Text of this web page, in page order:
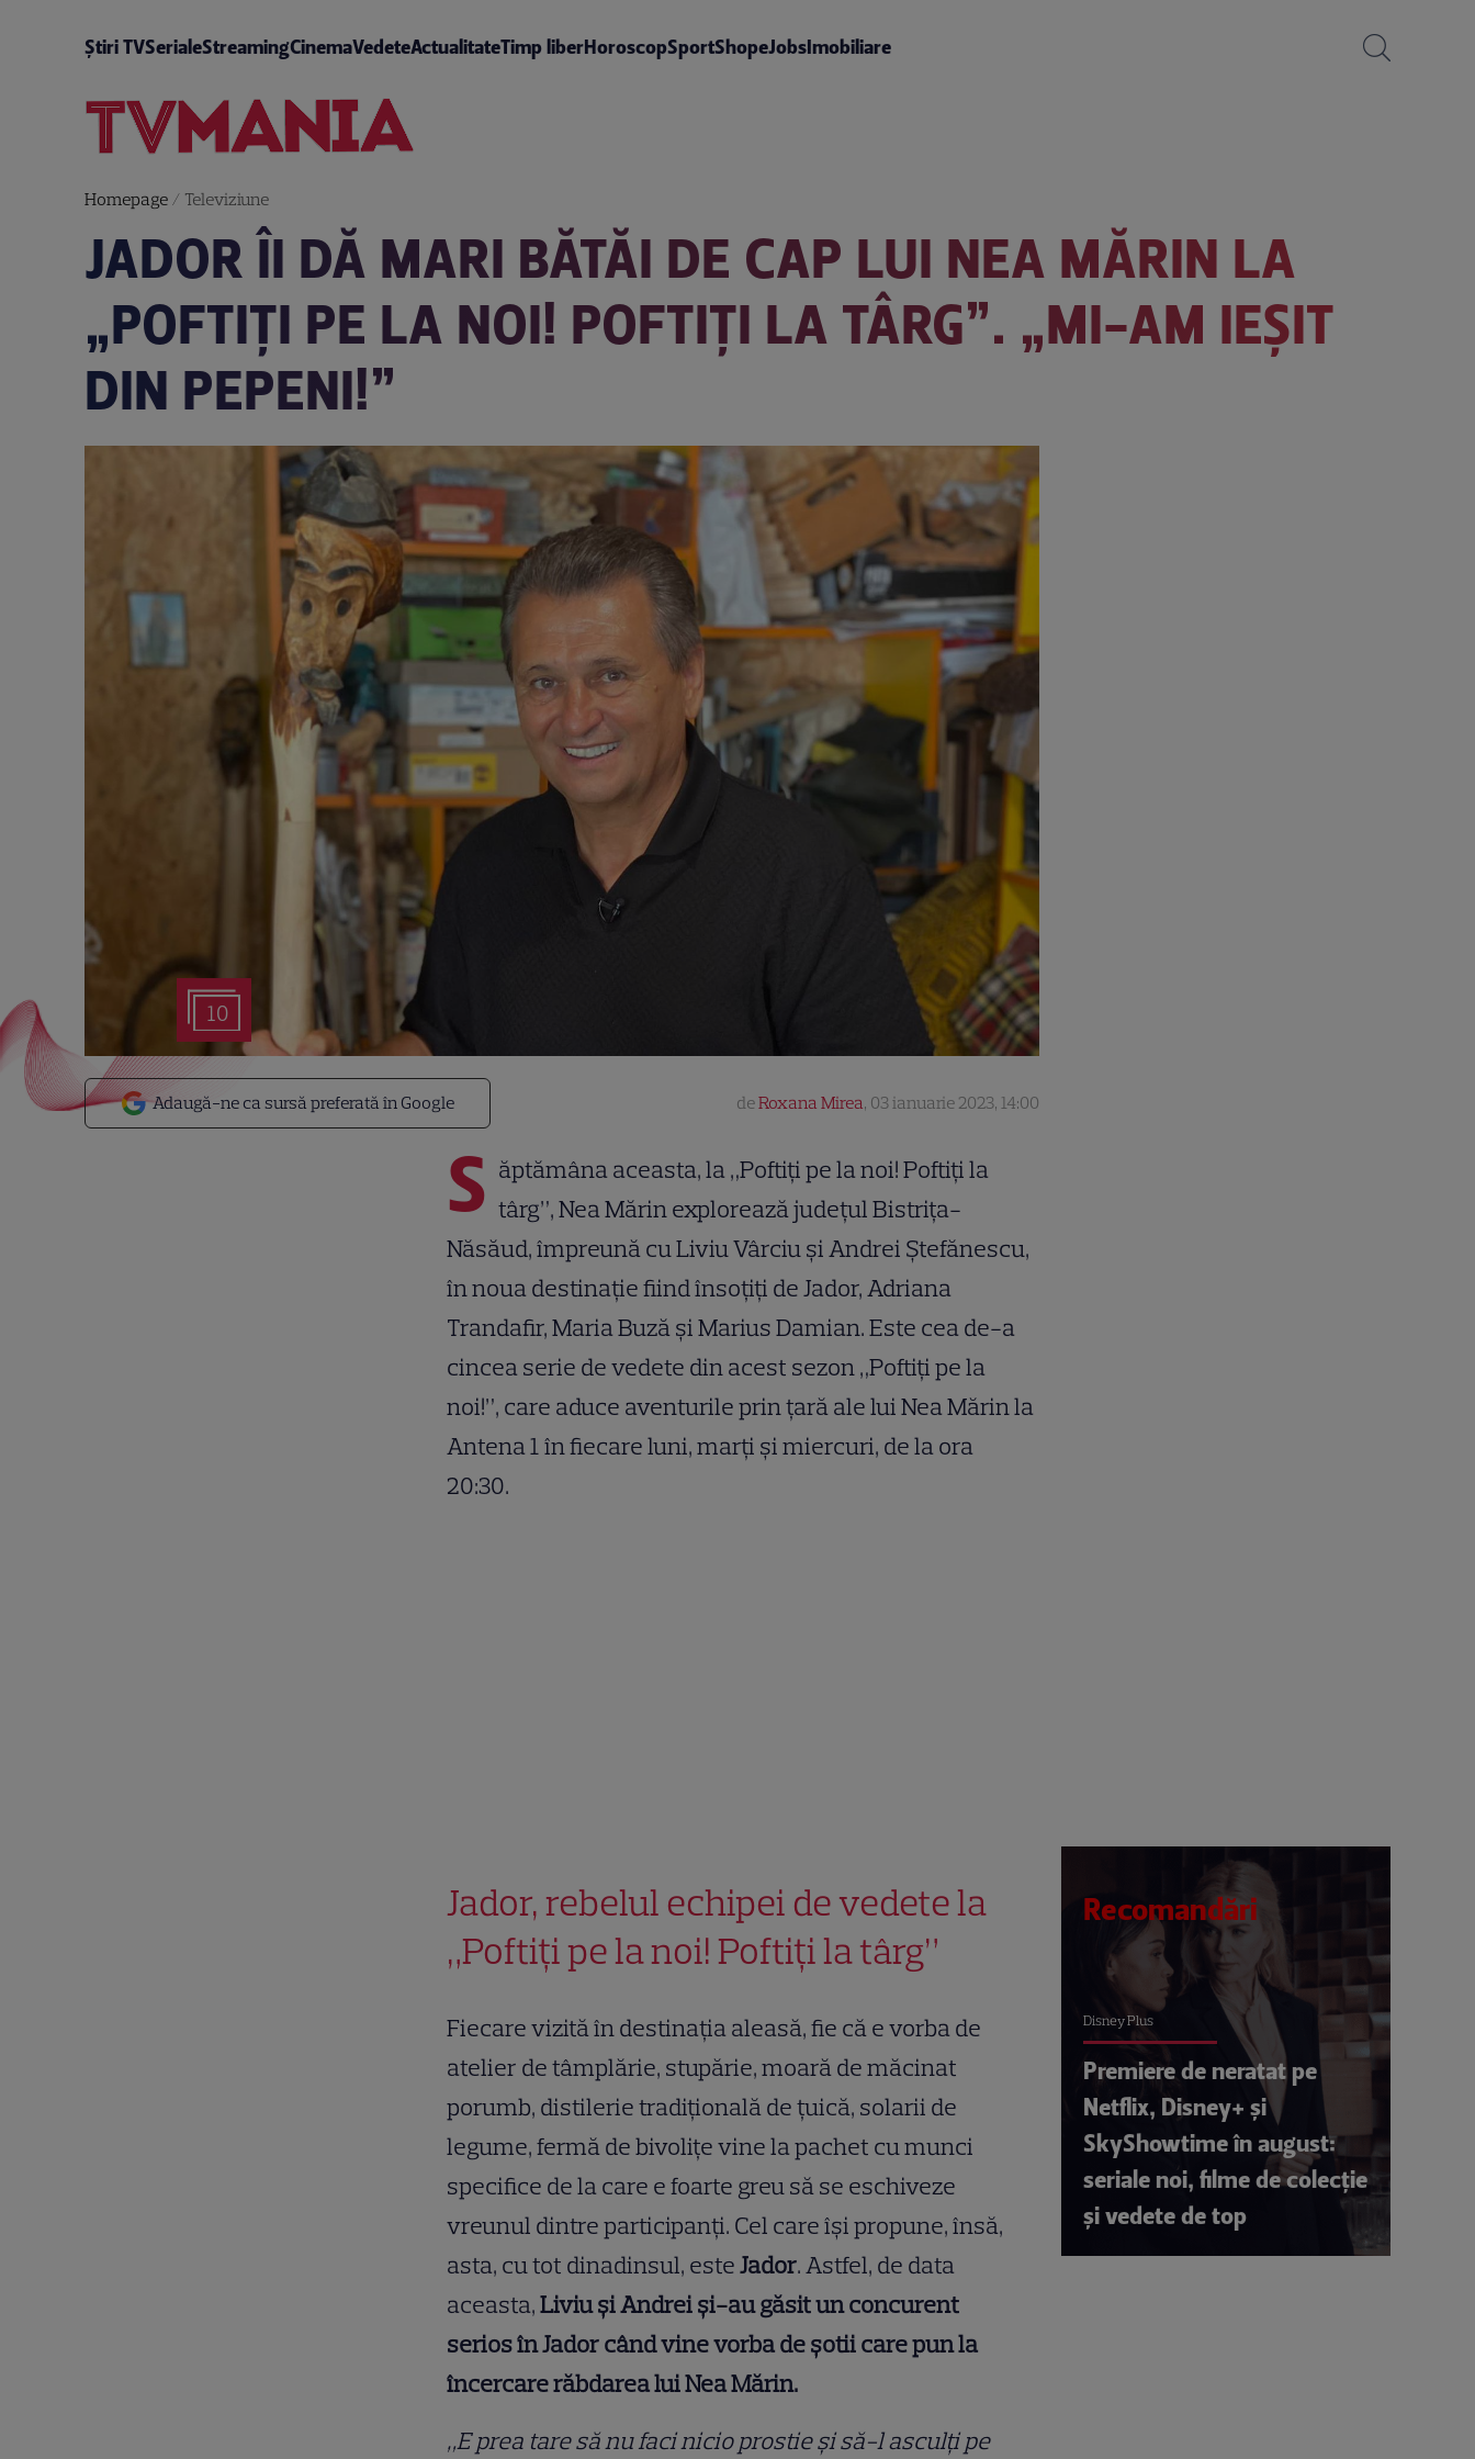
Știri TVSerialeStreamingCinemaVedeteActualitateTimp liberHoroscopSportShopeJobsImobiliare
Homepage/ Televiziune
JADOR ÎI DĂ MARI BĂTĂI DE CAP LUI NEA MĂRIN LA
„POFTIȚI PE LA NOI! POFTIȚI LA TÂRG”. „MI-AM IEȘIT
DIN PEPENI!”
10
Adaugă-ne ca sursă preferată în Google deRoxana Mirea, 03 ianuarie 2023, 14:00
S ăptămâna aceasta, la „Poftiți pe la noi! Poftiți la
târg”, Nea Mărin explorează județul Bistrița-
Năsăud, împreună cu Liviu Vârciu și Andrei Ștefănescu,
în noua destinație fiind însoțiți de Jador, Adriana
Trandafir, Maria Buză și Marius Damian. Este cea de-a
cincea serie de vedete din acest sezon „Poftiți pe la
noi!”, care aduce aventurile prin țară ale lui Nea Mărin la
Antena 1 în fiecare luni, marți și miercuri, de la ora
20:30.
Jador, rebelul echipei de vedete la
„Poftiți pe la noi! Poftiți la târg”
Fiecare vizită în destinația aleasă, fie că e vorba de
atelier de tâmplărie, stupărie, moară de măcinat
porumb, distilerie tradițională de țuică, solarii de
legume, fermă de bivolițe vine la pachet cu munci
specifice de la care e foarte greu să se eschiveze
vreunul dintre participanți. Cel care își propune, însă,
asta, cu tot dinadinsul, esteJador. Astfel, de data
aceasta,Liviu și Andrei și-au găsit un concurent
serios în Jador când vine vorba de șotii care pun la
încercare răbdarea lui Nea Mărin.
„E prea tare să nu faci nicio prostie și să-l asculți pe
Recomandări
Disney Plus
Premiere de neratat pe
Netflix, Disney+ și
SkyShowtime în august:
seriale noi, filme de colecție
și vedete de top